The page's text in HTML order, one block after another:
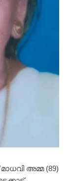
അമ്മ (89)